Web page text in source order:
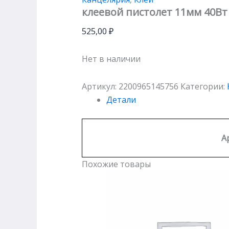
клеевой пистолет 11мм
525,00 ₽
Нет в наличии
Артикул: 2200965145756 Категории:
Детали
Похожие товары